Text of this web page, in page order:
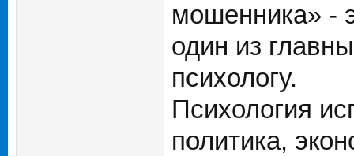
мошенника» -
один из
психологу.
Психология
политика,